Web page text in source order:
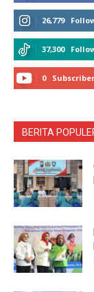
26,779
37,300
0
BERITA